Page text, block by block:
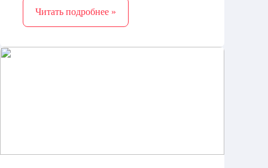
нужно подходить с ответственностью
Читать подробнее »